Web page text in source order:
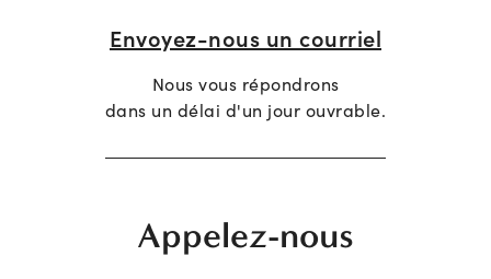
Envoyez-nous un courriel
Nous vous répondrons
dans un délai d'un jour ouvrable.
Appelez-nous